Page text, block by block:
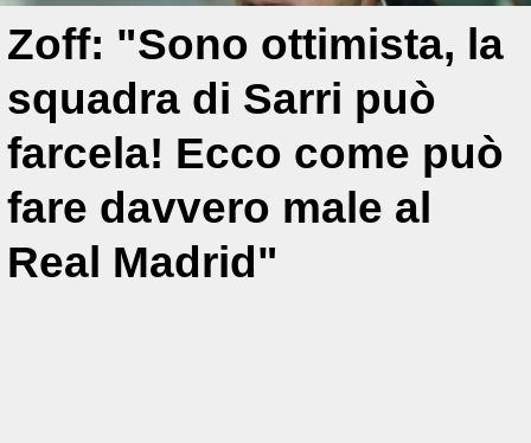
Zoff: "Sono ottimista, la
squadra di Sarri può
farcela! Ecco come può
fare davvero male al
Real Madrid"